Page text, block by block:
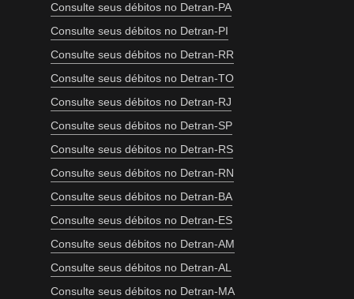
Consulte seus débitos no Detran-PA
Consulte seus débitos no Detran-PI
Consulte seus débitos no Detran-RR
Consulte seus débitos no Detran-TO
Consulte seus débitos no Detran-RJ
Consulte seus débitos no Detran-SP
Consulte seus débitos no Detran-RS
Consulte seus débitos no Detran-RN
Consulte seus débitos no Detran-BA
Consulte seus débitos no Detran-ES
Consulte seus débitos no Detran-AM
Consulte seus débitos no Detran-AL
Consulte seus débitos no Detran-MA